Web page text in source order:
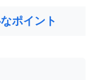
ポイント